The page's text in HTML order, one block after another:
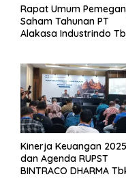
Rapat Umum
Saham Tahunan PT
Alakasa Industrindo
Kinerja Keuangan 2025
dan Agenda RUPST
BINTRACO DHARMA